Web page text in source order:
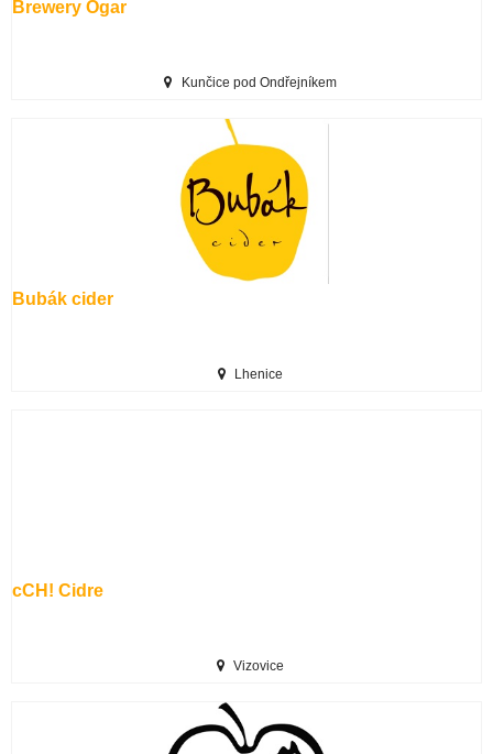
Brewery Ogar
Kunčice pod Ondřejníkem
Bubák cider
Lhenice
cCH! Cidre
Vizovice